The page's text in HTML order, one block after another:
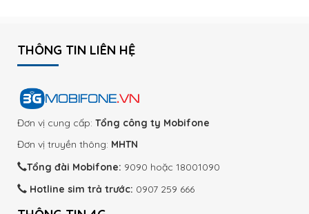
THÔNG TIN LIÊN HỆ
Đơn vị cung cấp: Tổng công ty Mobifone
Đơn vị truyền thông: MHTN
Tổng đài Mobifone: 9090 hoặc 18001090
Hotline sim trả trước: 0907 259 666